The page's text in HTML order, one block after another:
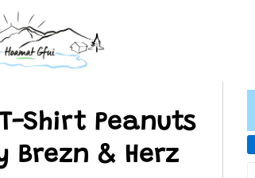
Shirt Peanuts
Brezn & Herz